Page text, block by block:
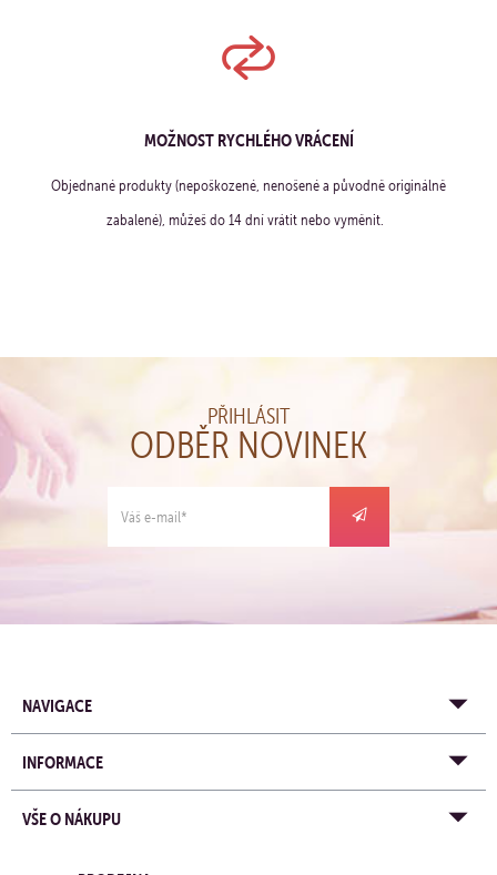
MOŽNOST RYCHLÉHO VRÁCENÍ
Objednané produkty (nepoškozené, nenošené a původně originálně
zabalené), můžeš do 14 dní vrátit nebo vyměnit.
PŘIHLÁSIT
ODBĚR NOVINEK
NAVIGACE
INFORMACE
VŠE O NÁKUPU